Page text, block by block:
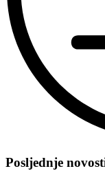
72.
Posljednje